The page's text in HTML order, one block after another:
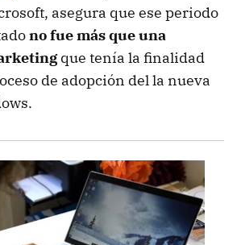
asegura que ese periodo
no fue más que una
que tenía la finalidad
de adopción del la nueva